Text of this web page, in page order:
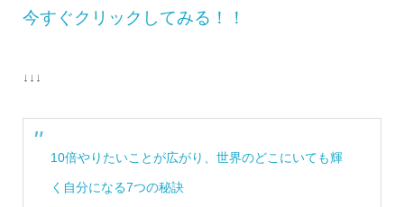
今すぐクリックしてみる！！
↓↓↓
10倍やりたいことが広がり、世界のどこにいても輝
く自分になる7つの秘訣